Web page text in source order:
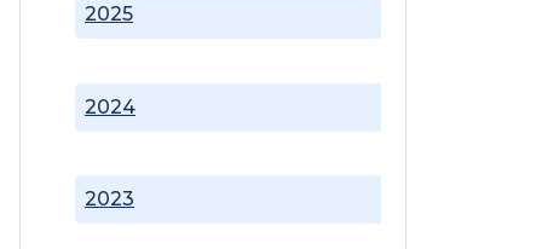
2023
2024
2025